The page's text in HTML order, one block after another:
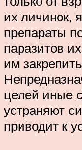
их личинок,
препараты
паразитов
им
целей иные
устраняют
приводит к